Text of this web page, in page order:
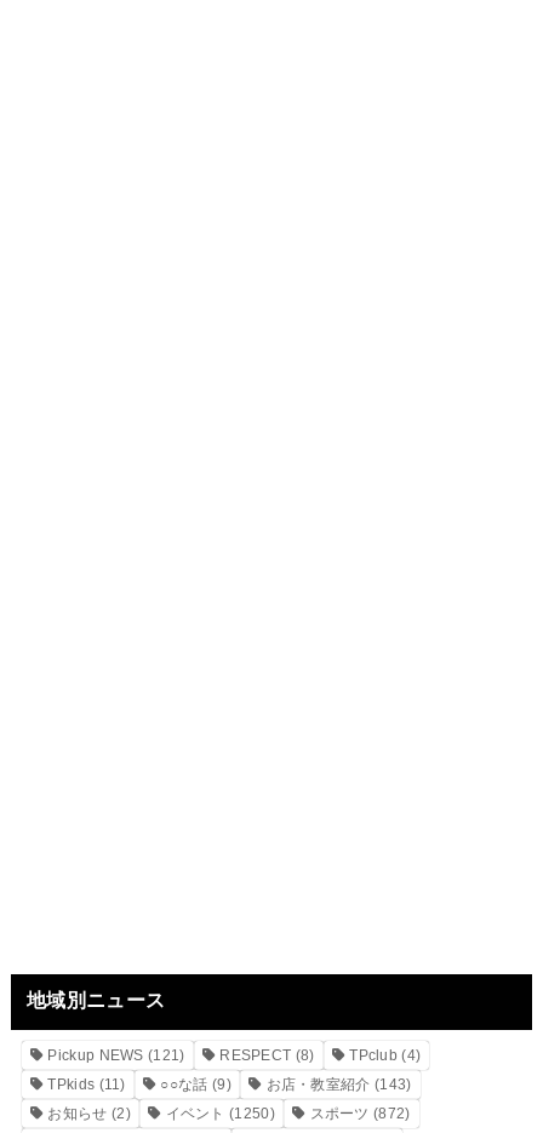
地域別ニュース
Pickup NEWS (121) RESPECT (8) TPclub (4)
TPkids (11) ○○な話 (9) お店・教室紹介 (143)
お知らせ (2) イベント (1250) スポーツ (872)